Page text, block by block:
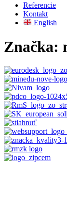
Referencie
Kontakt
English
Značka: